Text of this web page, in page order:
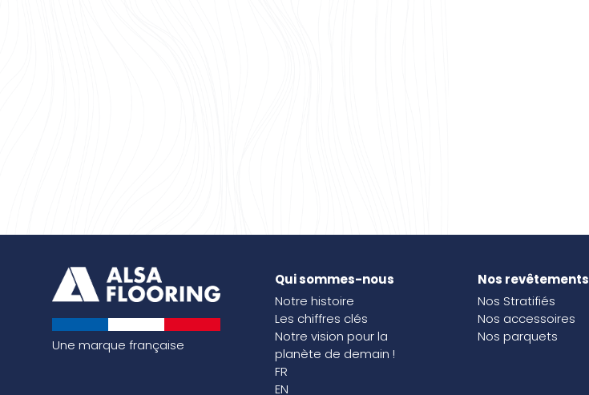
Une marque française
Qui sommes-nous
Notre histoire
Les chiffres clés
Notre vision pour la
planète de demain !
FR
EN
Nos revêtements
Nos Stratifiés
Nos accessoires
Nos parquets